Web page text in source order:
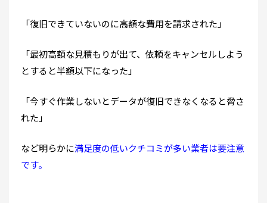
「復旧できていないのに高額な費用を請求された」
「最初高額な見積もりが出て、依頼をキャンセルしよう
とすると半額以下になった」
「今すぐ作業しないとデータが復旧できなくなると脅さ
れた」
など明らかに満足度の低いクチコミが多い業者は要注意
です。